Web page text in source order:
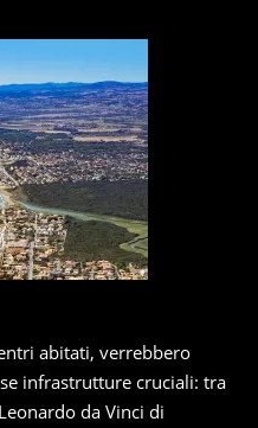
abitati, verrebbero
infrastrutture cruciali: tra
da Vinci di